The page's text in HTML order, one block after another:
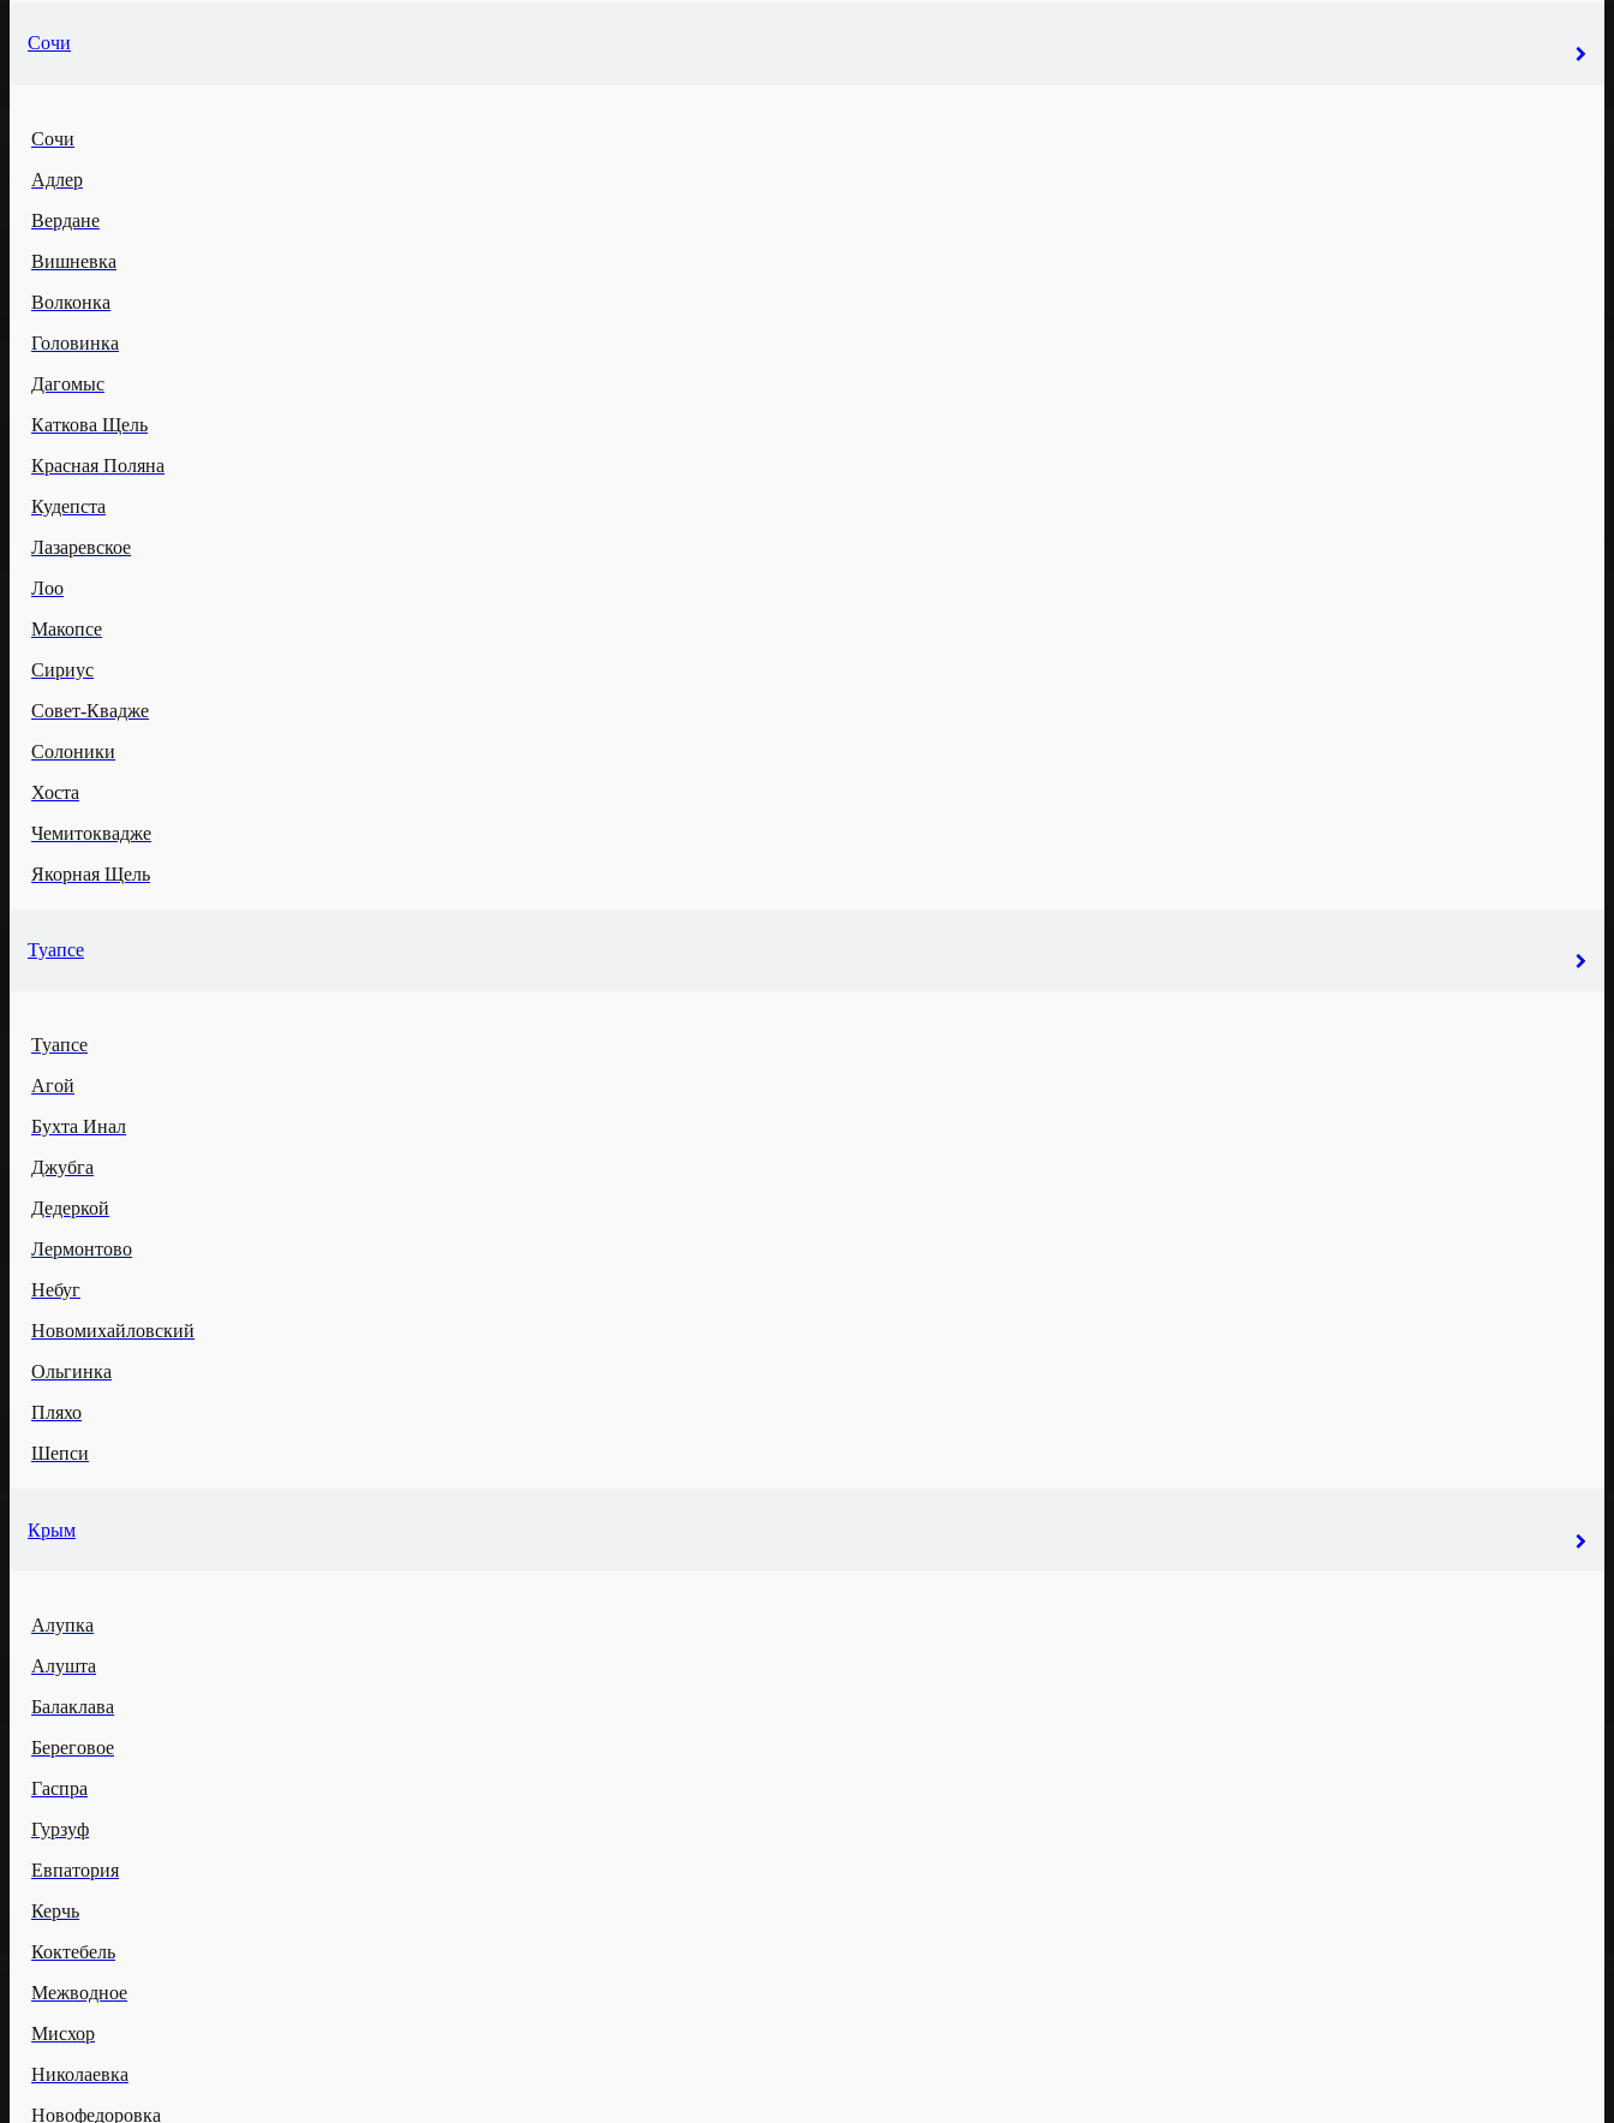
Сочи
Сочи
Адлер
Вердане
Вишневка
Волконка
Головинка
Дагомыс
Каткова Щель
Красная Поляна
Кудепста
Лазаревское
Лоо
Макопсе
Сириус
Совет-Квадже
Солоники
Хоста
Чемитоквадже
Якорная Щель
Туапсе
Туапсе
Агой
Бухта Инал
Джубга
Дедеркой
Лермонтово
Небуг
Новомихайловский
Ольгинка
Пляхо
Шепси
Крым
Алупка
Алушта
Балаклава
Береговое
Гаспра
Гурзуф
Евпатория
Керчь
Коктебель
Межводное
Мисхор
Николаевка
Новофедоровка